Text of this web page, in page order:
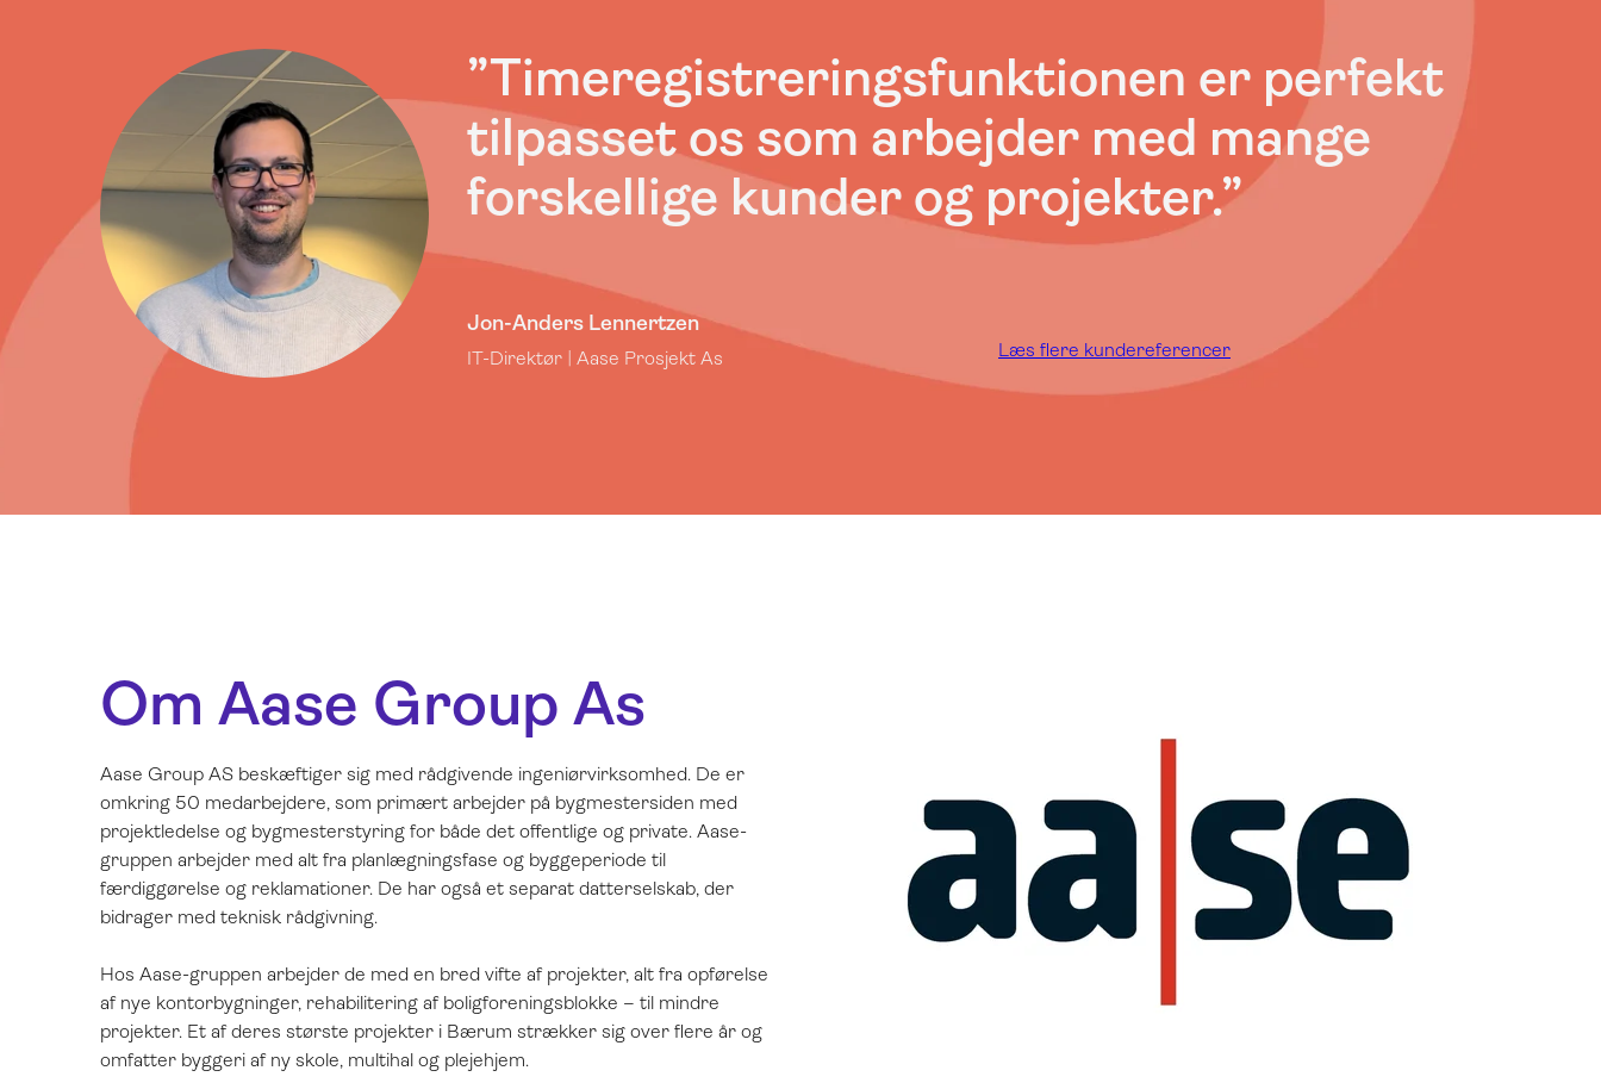
”Timeregistreringsfunktionen er perfekt
tilpasset os som arbejder med mange
forskellige kunder og projekter.”
Jon-Anders Lennertzen
IT-Direktør | Aase Prosjekt As Læs flere kundereferencer
Om Aase Group As
Aase Group AS beskæftiger sig med rådgivende ingeniørvirksomhed. De er
omkring 50 medarbejdere, som primært arbejder på bygmestersiden med
projektledelse og bygmesterstyring for både det offentlige og private. Aase-
gruppen arbejder med alt fra planlægningsfase og byggeperiode til
færdiggørelse og reklamationer. De har også et separat datterselskab, der
bidrager med teknisk rådgivning.
Hos Aase-gruppen arbejder de med en bred vifte af projekter, alt fra opførelse
af nye kontorbygninger, rehabilitering af boligforeningsblokke – til mindre
projekter. Et af deres største projekter i Bærum strækker sig over flere år og
omfatter byggeri af ny skole, multihal og plejehjem.